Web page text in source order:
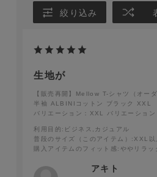
絞り込み
生地が
【販売再開】Mellow T-シャツ（オー
半袖 ALBINIコットン ブラック XXL
バリエーション：XXL
バリエーション
利用目的 :ビジネス,カジュアル
普段のサイズ（このアイテム） :XXL以
購入アイテムのフィット感:ややリラッ
アキト